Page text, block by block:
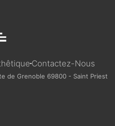
Contactez-Nous
de Grenoble 69800 - Saint Priest